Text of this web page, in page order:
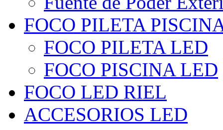
FOCO PILETA
FOCO PILETA LED
FOCO PISCINA LED
FOCO LED RIEL
ACCESORIOS LED